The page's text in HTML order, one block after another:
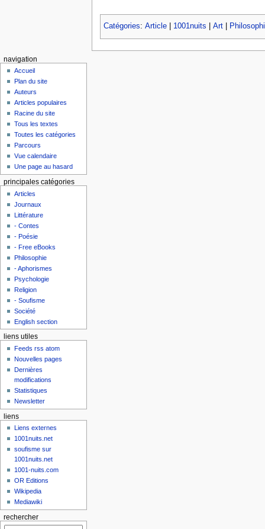
Catégories: Article| 1001nuits Art|
navigation
Accueil
Plan du site
Auteurs
Articles populaires
Racine du site
Tous les textes
Toutes les catégories
Parcours
Vue calendaire
Une page au hasard
principales catégories
Articles
Journaux
Littérature
- Contes
- Poésie
- Free eBooks
Philosophie
- Aphorismes
Psychologie
Religion
- Soufisme
Société
English section
liens utiles
Feeds rss atom
Nouvelles pages
Dernières
modifications
Statistiques
Newsletter
liens
Liens externes
1001nuits.net
soufisme sur
1001nuits.net
1001-nuits.com
OR Editions
Wikipedia
Mediawiki
rechercher